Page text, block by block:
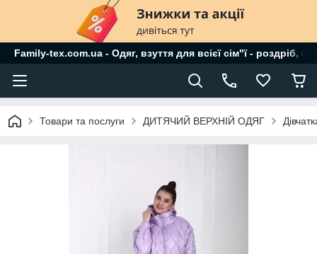
Family-tex.com.ua - Одяг, взуття для всієї сім"ї - роздріб,
Товари та послуги ДИТЯЧИЙ ВЕРХНІЙ ОДЯГ